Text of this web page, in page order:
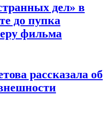
дел» в
до пупка
фильма
рассказала об